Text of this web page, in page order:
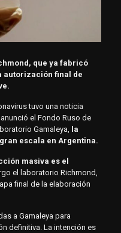
que ya fabricó
autorización final de
tuvo una noticia
el Fondo Ruso de
Gamaleya, la
escala en Argentina.
masiva es el
el laboratorio Richmond,
final de la elaboración
a Gamaleya para
definitiva. La intención es